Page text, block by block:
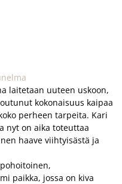
laitetaan uuteen uskoon,
kokonaisuus kaipaa
perheen tarpeita. Kari
nyt on aika toteuttaa
haave viihtyisästä ja
paikka, jossa on kiva